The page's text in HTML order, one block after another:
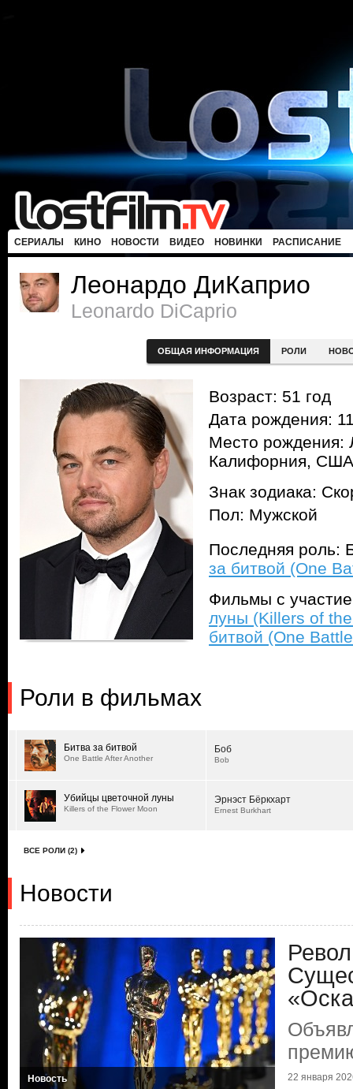
СЕРИАЛЫ КИНО НОВОСТИ ВИДЕО НОВИНКИ РАСПИСАНИЕ
Леонардо ДиКаприо
Leonardo DiCaprio
ОБЩАЯ ИНФОРМАЦИЯ РОЛИ
Возраст: 51 год
Дата рождения:
Место рождения:
Калифорния, США
Знак зодиака:
Пол: Мужской
Последняя роль:
за битвой (One
Фильмы с
луны (Killers of
битвой (One
Роли в фильмах
Битва за битвой
One Battle After Another
Боб
Bob
Убийцы цветочной луны
Killers of the Flower Moon
Эрнэст Бёркхарт
Ernest Burkhart
ВСЕ РОЛИ (2)
Новости
Новость 22 января